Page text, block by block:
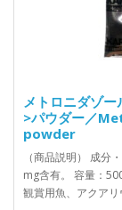
メトロニダゾ
>パウダー／
powder
（商品説明） 成分
mg含有。 容量：
観賞用魚、アクア